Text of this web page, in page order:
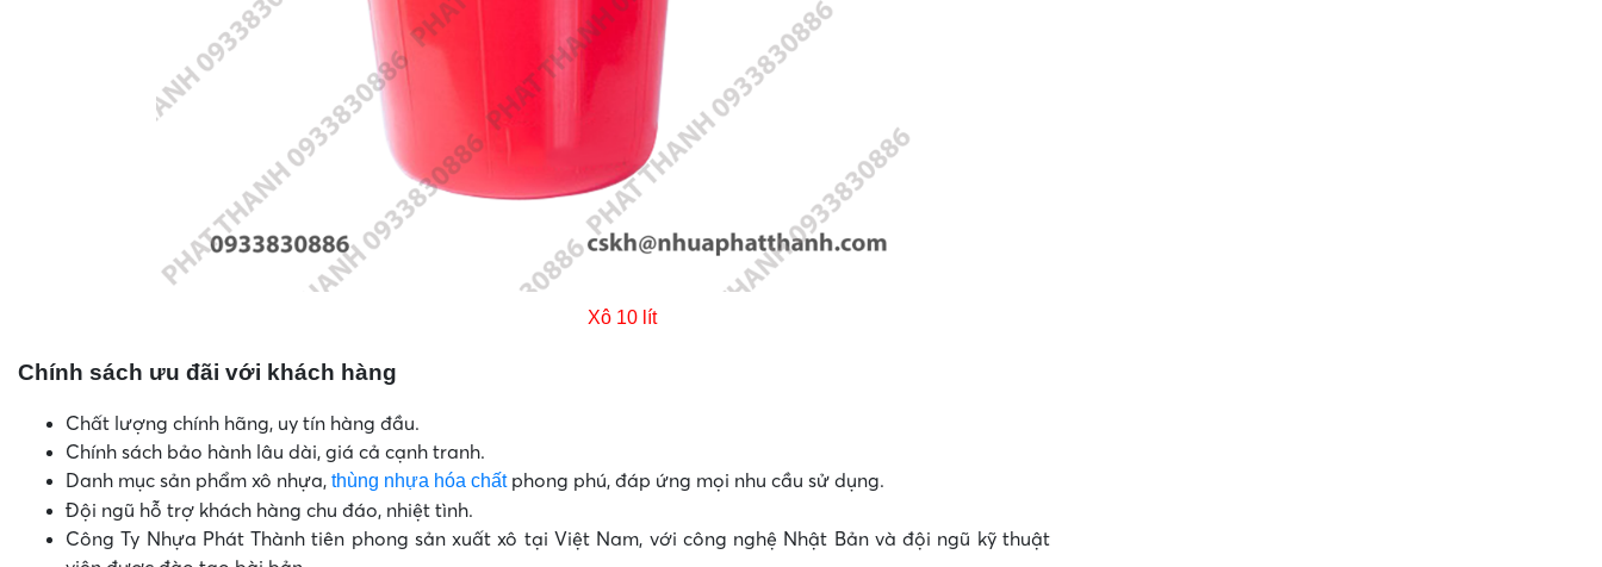
Xô 10 lít
Chính sách ưu đãi với khách hàng
Chất lượng chính hãng, uy tín hàng đầu.
Chính sách bảo hành lâu dài, giá cả cạnh tranh.
Danh mục sản phẩm xô nhựa, thùng nhựa hóa chấtphong phú, đáp ứng mọi nhu cầu sử dụng.
Đội ngũ hỗ trợ khách hàng chu đáo, nhiệt tình.
Công Ty Nhựa Phát Thành tiên phong sản xuất xô tại Việt Nam, với công nghệ Nhật Bản và đội ngũ kỹ thuật